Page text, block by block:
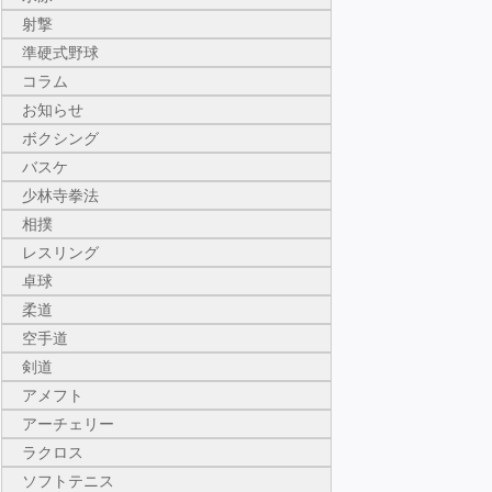
射撃
準硬式野球
コラム
お知らせ
ボクシング
バスケ
少林寺拳法
相撲
レスリング
卓球
柔道
空手道
剣道
アメフト
アーチェリー
ラクロス
ソフトテニス